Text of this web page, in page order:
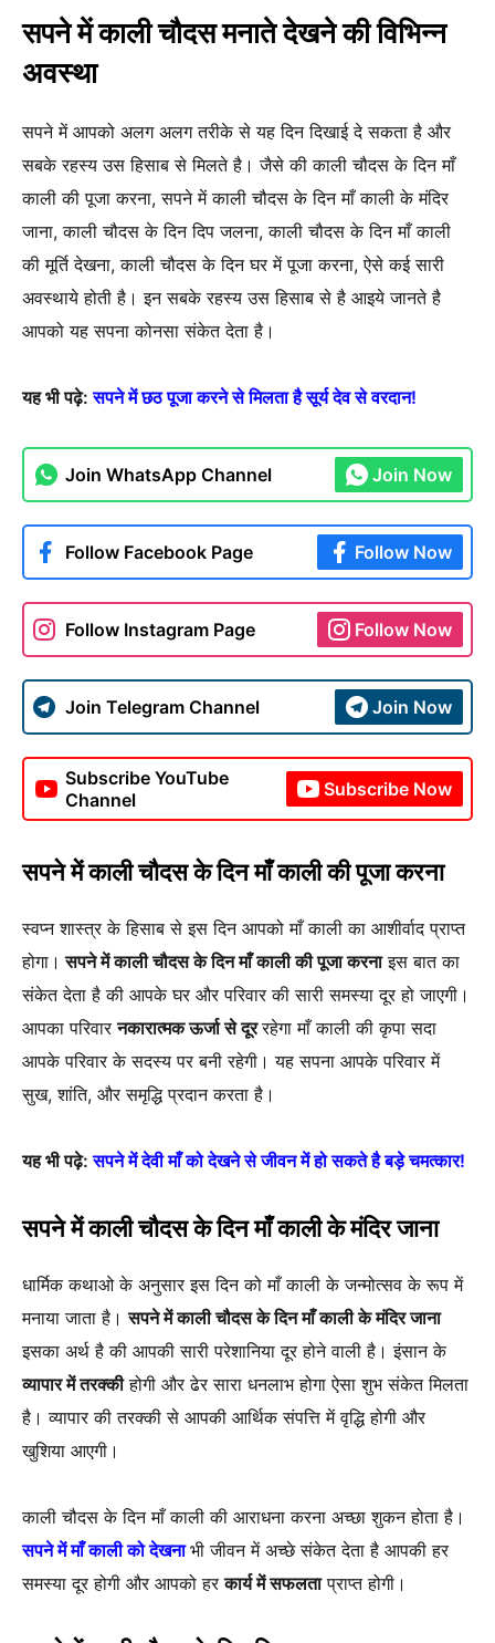
सपने में काली चौदस मनाते देखने की विभिन्न
अवस्था
सपने में आपको अलग अलग तरीके से यह दिन दिखाई दे सकता है और
सबके रहस्य उस हिसाब से मिलते है। जैसे की काली चौदस के दिन माँ
काली की पूजा करना, सपने में काली चौदस के दिन माँ काली के मंदिर
जाना, काली चौदस के दिन दिप जलना, काली चौदस के दिन माँ काली
की मूर्ति देखना, काली चौदस के दिन घर में पूजा करना, ऐसे कई सारी
अवस्थाये होती है। इन सबके रहस्य उस हिसाब से है आइये जानते है
आपको यह सपना कोनसा संकेत देता है।
यह भी पढ़े:सपने में छठ पूजा करने से मिलता है सूर्य देव से वरदान!
Join WhatsApp Channel Join Now
Follow Facebook Page Follow Now
Follow Instagram Page Follow Now
Join Telegram Channel Join Now
Subscribe YouTube
Channel
Subscribe Now
सपने में काली चौदस के दिन माँ काली की पूजा करना
स्वप्न शास्त्र के हिसाब से इस दिन आपको माँ काली का आशीर्वाद प्राप्त
होगा। सपने में काली चौदस के दिन माँ काली की पूजा करनाइस बात का
संकेत देता है की आपके घर और परिवार की सारी समस्या दूर हो जाएगी।
आपका परिवारनकारात्मक ऊर्जा से दूररहेगा माँ काली की कृपा सदा
आपके परिवार के सदस्य पर बनी रहेगी। यह सपना आपके परिवार में
सुख, शांति, और समृद्धि प्रदान करता है।
यह भी पढ़े:सपने में देवी माँ को देखने से जीवन में हो सकते है बड़े चमत्कार!
सपने में काली चौदस के दिन माँ काली के मंदिर जाना
धार्मिक कथाओ के अनुसार इस दिन को माँ काली के जन्मोत्सव के रूप में
मनाया जाता है।सपने में काली चौदस के दिन माँ काली के मंदिर जाना
इसका अर्थ है की आपकी सारी परेशानिया दूर होने वाली है। इंसान के
व्यापार में तरक्कीहोगी और ढेर सारा धनलाभ होगा ऐसा शुभ संकेत मिलता
है। व्यापार की तरक्की से आपकी आर्थिक संपत्ति में वृद्धि होगी और
खुशिया आएगी।
काली चौदस के दिन माँ काली की आराधना करना अच्छा शुकन होता है।
सपने में माँ काली को देखना भी जीवन में अच्छे संकेत देता है आपकी हर
समस्या दूर होगी और आपको हरकार्य में सफलताप्राप्त होगी।